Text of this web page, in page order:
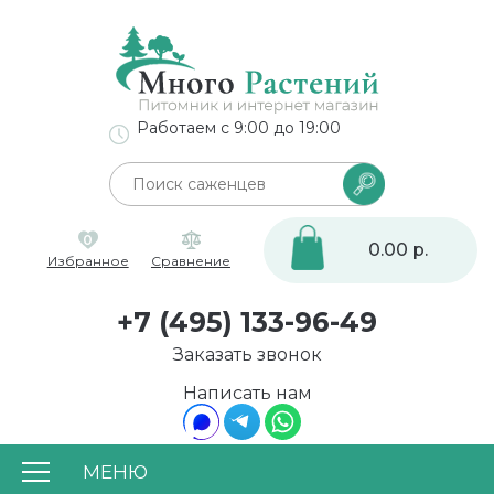
МЕНЮ
Написать нам
Работаем с 9:00 до 19:00
0
Избранное
Сравнение
0.00 р.
+7 (495) 133-96-49
Заказать звонок